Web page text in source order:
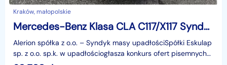
Kraków, małopolskie
Mercedes-Benz Klasa CLA C117/X117 Syndyk sprzeda
Alerion spółka z o.o. – Syndyk masy upadłościSpółki Eskulap
sp. z o.o. sp.k. w upadłościogłasza konkurs ofert pisemnych